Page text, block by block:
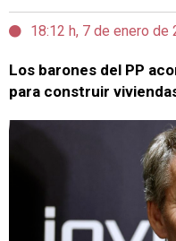
18:12 h, 7 de enero de
Los barones del PP
para construir